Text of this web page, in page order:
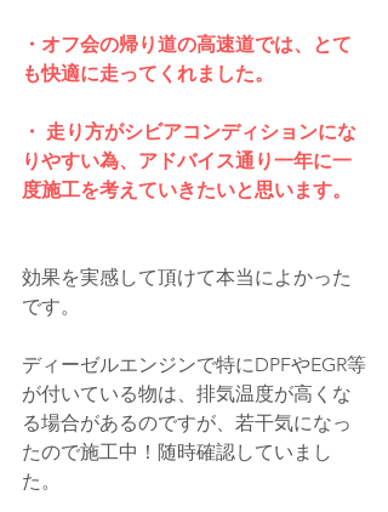
・オフ会の帰り道の高速道では、とて
も快適に走ってくれました。
・ 走り方がシビアコンディションにな
りやすい為、アドバイス通り一年に一
度施工を考えていきたいと思います。
効果を実感して頂けて本当によかった
です。
ディーゼルエンジンで特にDPFやEGR等
が付いている物は、排気温度が高くな
る場合があるのですが、若干気になっ
たので施工中！随時確認していまし
た。